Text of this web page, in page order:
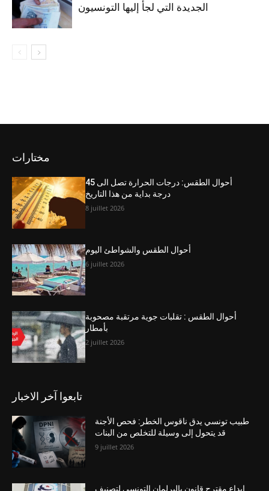
الجديدة التي لجأ إليها التونسيون
مختارات
أحوال الطقس: درجات الحرارة تصل الى 45
درجة بداية من هذا التاريخ
8 juillet 2026
أحوال الطقس والشواطئ اليوم
6 juillet 2026
أحوال الطقس : تقلبات جوية مرتقبة مصحوبة
بأمطار
2 juillet 2026
تابعوا آخر الاخبار
طبيب تونسي يدق ناقوس الخطر: فحص الأجنة
قد يتحول إلى وسيلة للتخلص من البنات
9 juillet 2026
إيداع مقترح قانون بالبرلمان التونسي لتصنيف